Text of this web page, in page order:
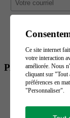
Ce site internet
votre interaction
améliorée. Nous
cliquant sur "Tout
préférences en
"Personnaliser".